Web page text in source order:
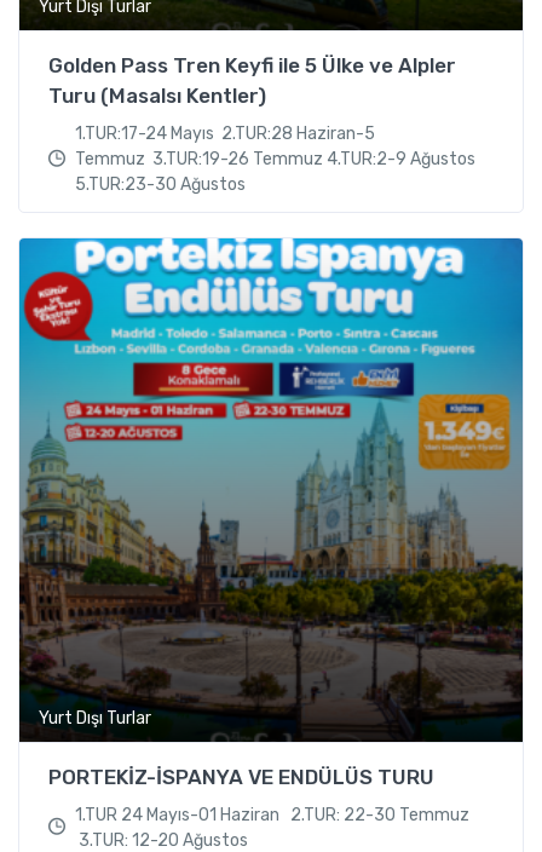
Yurt Dışı Turlar
Golden Pass Tren Keyfi ile 5 Ülke ve Alpler
Turu (Masalsı Kentler)
1.TUR:17-24 Mayıs 2.TUR:28 Haziran-5
Temmuz 3.TUR:19-26 Temmuz 4.TUR:2-9 Ağustos
5.TUR:23-30 Ağustos
Yurt Dışı Turlar
PORTEKİZ-İSPANYA VE ENDÜLÜS TURU
1.TUR 24 Mayıs-01 Haziran 2.TUR: 22-30 Temmuz
3.TUR: 12-20 Ağustos